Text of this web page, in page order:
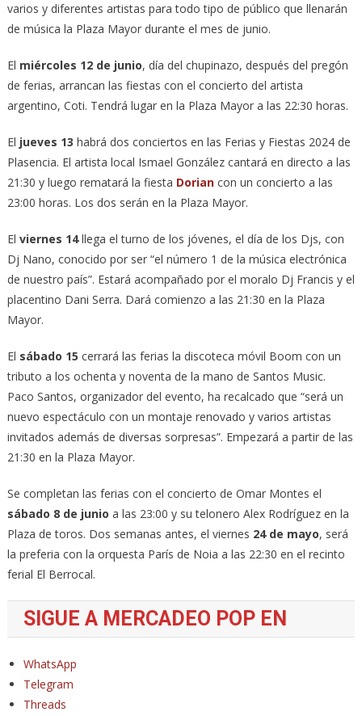
varios y diferentes artistas para todo tipo de público que llenarán
de música la Plaza Mayor durante el mes de junio.
El miércoles 12 de junio, día del chupinazo, después del pregón
de ferias, arrancan las fiestas con el concierto del artista
argentino, Coti. Tendrá lugar en la Plaza Mayor a las 22:30 horas.
El jueves 13 habrá dos conciertos en las Ferias y Fiestas 2024 de
Plasencia. El artista local Ismael González cantará en directo a las
21:30 y luego rematará la fiesta Doriancon un concierto a las
23:00 horas. Los dos serán en la Plaza Mayor.
El viernes 14llega el turno de los jóvenes, el día de los Djs, con
Dj Nano, conocido por ser “el número 1 de la música electrónica
de nuestro país”. Estará acompañado por el moralo Dj Francis y el
placentino Dani Serra. Dará comienzo a las 21:30 en la Plaza
Mayor.
El sábado 15 cerrará las ferias la discoteca móvil Boom con un
tributo a los ochenta y noventa de la mano de Santos Music.
Paco Santos, organizador del evento, ha recalcado que “será un
nuevo espectáculo con un montaje renovado y varios artistas
invitados además de diversas sorpresas”. Empezará a partir de las
21:30 en la Plaza Mayor.
Se completan las ferias con el concierto de Omar Montes el
sábado 8 de junio a las 23:00 y su telonero Alex Rodríguez en la
Plaza de toros. Dos semanas antes, el viernes 24 de mayo, será
la preferia con la orquesta París de Noia a las 22:30 en el recinto
ferial El Berrocal.
SIGUE A MERCADEO POP EN
WhatsApp
Telegram
Threads